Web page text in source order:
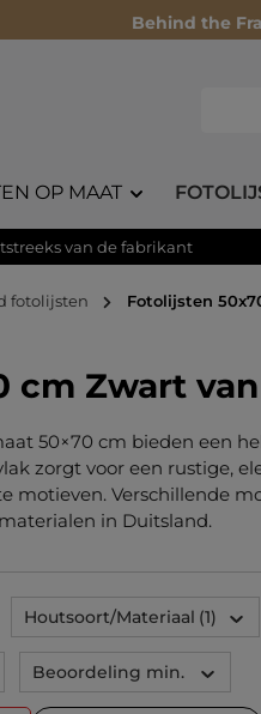
Behind the
OP MAAT
van de fabrikant
fotolijsten Fotolijsten
cm Zwart
50×70 cm bieden een
zorgt voor een rustige,
motieven. Verschillende
in Duitsland.
Houtsoort/Materiaal (1)
Beoordeling min.